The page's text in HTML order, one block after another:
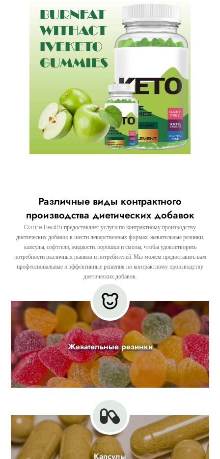
Различные виды контрактного
производства диетических добавок
Come Health предоставляет услуги по контрактному производству
диетических добавок в шести лекарственных формах: жевательные резинки,
капсулы, софтгели, жидкости, порошки и смолы, чтобы удовлетворить
потребности различных рынков и потребителей. Мы можем предоставить вам
профессиональные и эффективные решения по контрактному производству
диетических добавок.
Жевательные резинки
Капсулы